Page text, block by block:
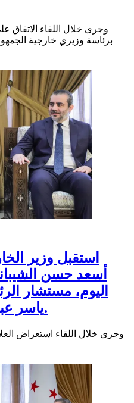
وجرى خلال اللقاء الاتفاق
برئاسة وزيري خارجية
استقبل وزير
أسعد حسن
اليوم، مستشار
ياسر عباس والوفد المرافق له.
وجرى خلال اللقاء استعراض